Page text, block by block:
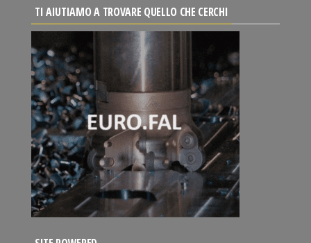
TI AIUTIAMO A TROVARE QUELLO CHE CERCHI